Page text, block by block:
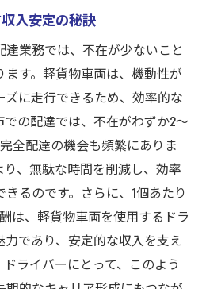
たらす経済的利点
送業務軽貨物車両を使った
的な配送ルートの重要性
配送がもたらすメリット
功例とヒント
るためのテクニック
ャリア成長の可能性
ための戦略
配達軽貨物ドライバーとし
入安定の秘訣
業務では、不在が少ないこと
す。軽貨物車両は、機動性が
に走行できるため、効率的な
の配達では、不在がわずか2〜
全配達の機会も頻繁にありま
、無駄な時間を削減し、効率
るのです。さらに、1個あたり
は、軽貨物車両を使用するドラ
であり、安定的な収入を支え
ライバーにとって、このよう